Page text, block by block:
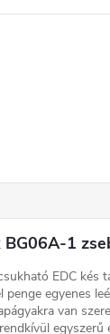
1
EDC kés
egyenes
van
egyszerű